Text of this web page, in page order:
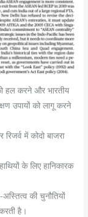
हल करने और भारतीय
उपायों को लागू करने
में कोदो बाजरा
के लिए हानिकारक
की चुनौतियों
है।